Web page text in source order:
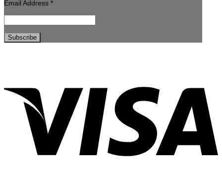
Email Address *